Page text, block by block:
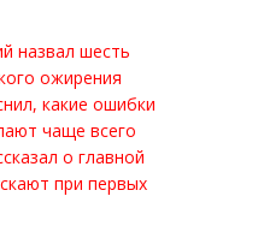
назвал шесть
ожирения
какие ошибки
чаще всего
о главной
при первых